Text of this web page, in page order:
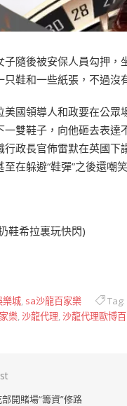
。那名女子正接受訊問
隨後被安保人員勾押，
鞋和一些紙張，不過沒
國領導人和政要在公眾
一雙鞋子，向他砸去表達
行政長官佈雷默在英國
在躲避“鞋彈”之後還嘲
鞋希拉裏玩快閃)
樂城, sa沙龍百家樂 Tag:
樂,沙龍代理,沙龍代理歐博
開賭場“籌資”修路